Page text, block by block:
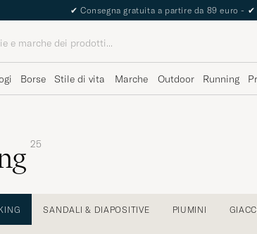
✔ Consegna gratuita a partire da 89 euro - ✔
Borse Stile di vita Marche Outdoor Running
25
SANDALI & DIAPOSITIVE PIUMINI